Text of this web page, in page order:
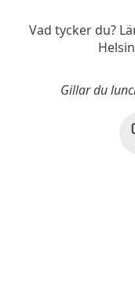
Vad tycker du?
Gillar du